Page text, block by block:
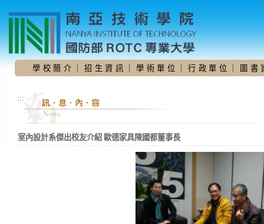
要
內
學 校 簡 介 招 生 資 訊 學 術 單 位 ｜行 政 單 位 圖 書
:::
室內設計系傑出校友介紹 歐德家具陳國都董事長